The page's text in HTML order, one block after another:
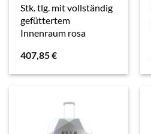
Stk. tlg. mit vollständig
gefüttertem
Innenraum rosa
407,85€